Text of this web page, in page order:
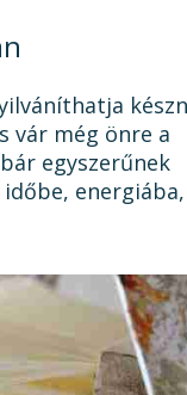
vár még önre a
egyszerűnek